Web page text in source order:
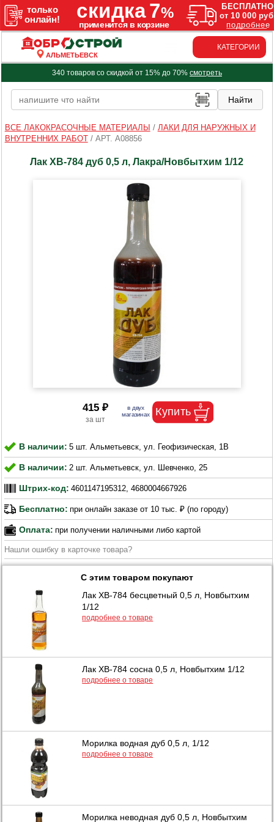
АЛЬМЕТЬЕВСК
КАТЕГОРИИ
340 товаров со скидкой от 15% до 70% смотреть
ВСЕ ЛАКОКРАСОЧНЫЕ МАТЕРИАЛЫ / ЛАКИ ДЛЯ НАРУЖНЫХ И
ВНУТРЕННИХ РАБОТ/ АРТ. A08856
Лак ХВ-784 дуб 0,5 л, Лакра/Новбытхим 1/12
415 ₽
В наличии: 5 шт. Альметьевск, ул. Геофизическая, 1В
В наличии: 2 шт. Альметьевск, ул. Шевченко, 25
Штрих-код: 4601147195312, 4680004667926
Бесплатно: при онлайн заказе от 10 тыс. ₽ (по городу)
Оплата: при получении наличными либо картой
Нашли ошибку в карточке товара?
С этим товаром покупают
Лак ХВ-784 бесцветный 0,5 л, Новбытхим
1/12
подробнее о товаре
Лак ХВ-784 сосна 0,5 л, Новбытхим 1/12
подробнее о товаре
Морилка водная дуб 0,5 л, 1/12
подробнее о товаре
Морилка неводная дуб 0,5 л, Новбытхим